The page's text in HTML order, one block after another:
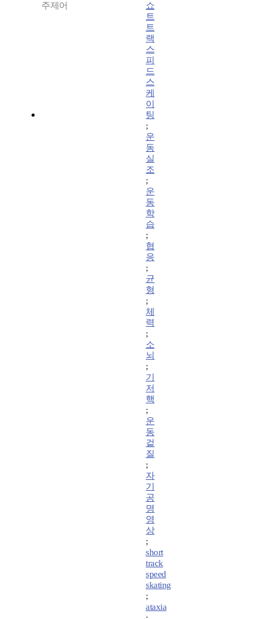
주제어
쇼
트
트
랙
스
피
드
스
케
이
팅
;
운
동
실
조
;
운
동
학
습
;
협
응
;
균
형
;
체
력
;
소
뇌
;
기
저
핵
;
운
동
겉
질
;
자
기
공
명
영
상
;
short
track
speed
skating
;
ataxia